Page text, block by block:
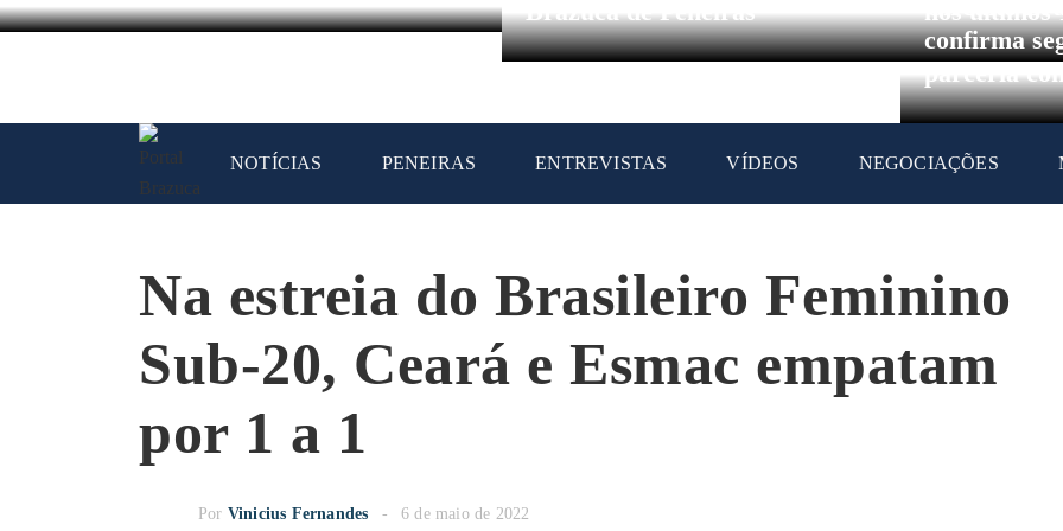
Brazuca de Peneiras nos últimos
confirma
parceria
NOTÍCIAS PENEIRAS ENTREVISTAS VÍDEOS NEGOCIAÇÕES
Na estreia do Brasileiro Feminino
Sub-20, Ceará e Esmac empatam
por 1 a 1
Por Vinicius Fernandes 6 de maio de 2022